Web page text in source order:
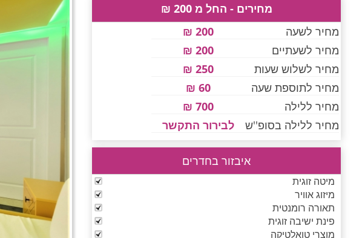
מחירים - החל מ 200 ₪
מחיר לשעה
200 ₪
מחיר לשעתיים
200 ₪
מחיר לשלוש שעות
250 ₪
מחיר לתוספת שעה
60 ₪
מחיר ללילה
700 ₪
מחיר ללילה בסופ''ש
לבירור התקשר
איבזור בחדרים
מיטה זוגית
מיזוג אוויר
תאורה רומנטית
פינת ישיבה זוגית
מוצרי טואלטיקה